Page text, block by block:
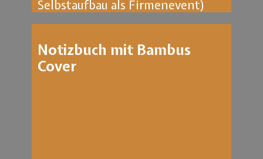
Selbstaufbau als Firmenevent)
Notizbuch mit Bambus
Cover